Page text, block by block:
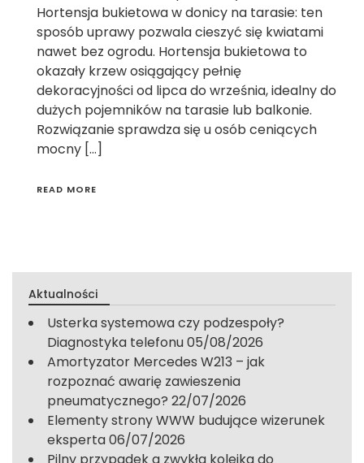
Hortensja bukietowa w donicy na tarasie: ten
sposób uprawy pozwala cieszyć się kwiatami
nawet bez ogrodu. Hortensja bukietowa to
okazały krzew osiągający pełnię
dekoracyjności od lipca do września, idealny do
dużych pojemników na tarasie lub balkonie.
Rozwiązanie sprawdza się u osób ceniących
mocny […]
READ MORE
Aktualności
Usterka systemowa czy podzespoły?
Diagnostyka telefonu05/08/2026
Amortyzator Mercedes W213 – jak
rozpoznać awarię zawieszenia
pneumatycznego? 22/07/2026
Elementy strony WWW budujące wizerunek
eksperta06/07/2026
Pilny przypadek a zwykła kolejka do